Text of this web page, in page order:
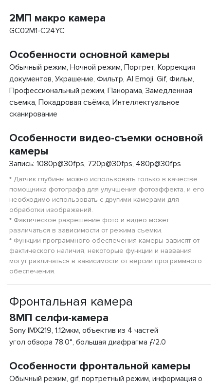
2МП макро камера
GC02M1-C24YC
Особенности основной камеры
Обычный режим, Ночной режим, Портрет, Коррекция
документов, Украшение, Фильтр, AI Emoji, Gif, Фильм,
Профессиональный режим, Панорама, Замедленная
съемка, Покадровая съёмка, Интеллектуальное
сканирование
Особенности видео-съемки основной
камеры
Запись: 1080p@30fps, 720p@30fps, 480p@30fps
* Датчик глубины можно использовать только в качестве
помощника фотографа для улучшения фотоэффекта, и его
необходимо использовать с другими камерами для
обработки изображений.
* Фактическое разрешение фото и видео может
различаться в зависимости от режима съемки.
* Функции программного обеспечения камеры зависят от
фактического наличия, некоторые функции и названия
могут различаться в зависимости от версии программного
обеспечения.
Фронтальная камера
8МП селфи-камера
Sony IMX219, 1.12мкм, объектив из 4 частей
угол обзора 78.0°, большая диафрагма ƒ/2.0
Особенности фронтальной камеры
Обычный режим, gif, портретный режим, информация о